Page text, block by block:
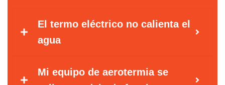
El termo eléctrico no calienta el
agua
Mi equipo de aerotermia se